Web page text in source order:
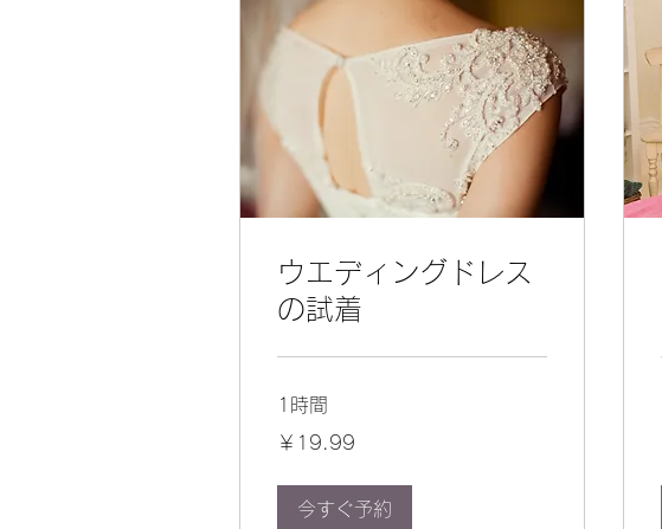
ウエディングドレス
の試着
1時間
円
￥19.99
今すぐ予約